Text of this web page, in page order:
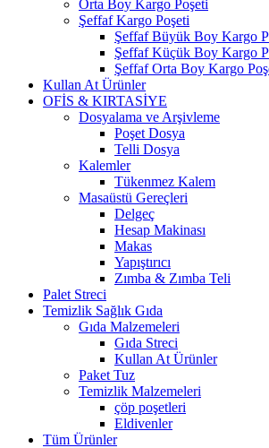
Orta Boy Kargo Poşeti
Şeffaf Kargo Poşeti
Şeffaf Büyük Boy Kargo
Şeffaf Küçük Boy Kargo
Şeffaf Orta Boy Kargo
Kullan At Ürünler
OFİS & KIRTASİYE
Dosyalama ve Arşivleme
Poşet Dosya
Telli Dosya
Kalemler
Tükenmez Kalem
Masaüstü Gereçleri
Delgeç
Hesap Makinası
Makas
Yapıştırıcı
Zımba & Zımba Teli
Palet Streci
Temizlik Sağlık Gıda
Gıda Malzemeleri
Gıda Streci
Kullan At Ürünler
Paket Tuz
Temizlik Malzemeleri
çöp poşetleri
Eldivenler
Tüm Ürünler